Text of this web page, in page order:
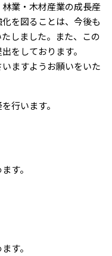
業・木材産業の成長産
を図ることは、今後も
しました。また、この
をしております。
ますようお願いをいた
行います。
す。
す。